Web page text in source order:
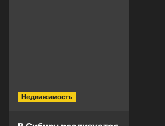
Недвижимость